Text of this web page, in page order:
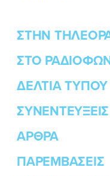
ΣΤΗΝ
ΣΤΟ
ΔΕΛΤΙΑ ΤΥΠΟΥ
ΣΥΝΕΝΤΕΥΞΕΙΣ
ΑΡΘΡΑ
ΠΑΡΕΜΒΑΣΕΙΣ